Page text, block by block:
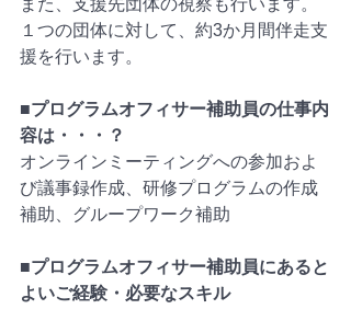
また、支援先団体の視察も行います。
１つの団体に対して、約3か月間伴走支
援を行います。
■プログラムオフィサー補助員の仕事内
容は・・・？
オンラインミーティングへの参加およ
び議事録作成、研修プログラムの作成
補助、グループワーク補助
■プログラムオフィサー補助員にあると
よいご経験・必要なスキル